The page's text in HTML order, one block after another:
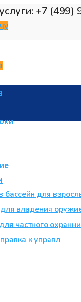
+7 (499)
бассейн для
владения
частного
к управл